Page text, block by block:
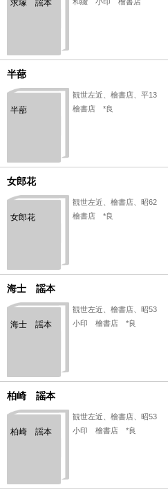
求塚 謡本
半蔀
半蔀
観世左近、檜書店、平13
檜書店 *良
女郎花
女郎花
観世左近、檜書店、昭62
檜書店 *良
海士 謡本
海士 謡本
観世左近、檜書店、昭53
小印 檜書店 *良
柏崎 謡本
柏崎 謡本
観世左近、檜書店、昭53
小印 檜書店 *良